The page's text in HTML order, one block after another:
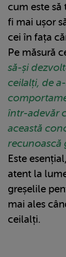
cum este
fi mai ușor
cei în fața
Pe măsură
să-și
ceilalți, de
într-adevăr
această
recunoască
Este
atent la
greșelile
mai ales
ceilalți.